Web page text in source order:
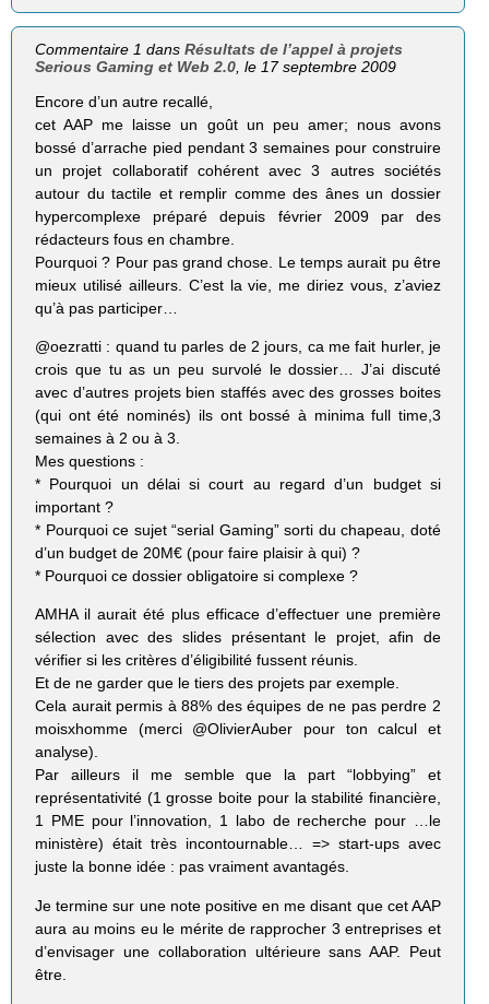
Commentaire 1 dansRésultats de l’appel à projets
Serious Gaming et Web 2.0, le 17 septembre 2009
Encore d’un autre recallé,
cet AAP me laisse un goût un peu amer; nous avons
bossé d’arrache pied pendant 3 semaines pour construire
un projet collaboratif cohérent avec 3 autres sociétés
autour du tactile et remplir comme des ânes un dossier
hypercomplexe préparé depuis février 2009 par des
rédacteurs fous en chambre.
Pourquoi ? Pour pas grand chose. Le temps aurait pu être
mieux utilisé ailleurs. C’est la vie, me diriez vous, z’aviez
qu’à pas participer…
@oezratti : quand tu parles de 2 jours, ca me fait hurler, je
crois que tu as un peu survolé le dossier… J’ai discuté
avec d’autres projets bien staffés avec des grosses boites
(qui ont été nominés) ils ont bossé à minima full time,3
semaines à 2 ou à 3.
Mes questions :
* Pourquoi un délai si court au regard d’un budget si
important ?
* Pourquoi ce sujet “serial Gaming” sorti du chapeau, doté
d’un budget de 20M€ (pour faire plaisir à qui) ?
* Pourquoi ce dossier obligatoire si complexe ?
AMHA il aurait été plus efficace d’effectuer une première
sélection avec des slides présentant le projet, afin de
vérifier si les critères d’éligibilité fussent réunis.
Et de ne garder que le tiers des projets par exemple.
Cela aurait permis à 88% des équipes de ne pas perdre 2
moisxhomme (merci @OlivierAuber pour ton calcul et
analyse).
Par ailleurs il me semble que la part “lobbying” et
représentativité (1 grosse boite pour la stabilité financière,
1 PME pour l’innovation, 1 labo de recherche pour …le
ministère) était très incontournable… => start-ups avec
juste la bonne idée : pas vraiment avantagés.
Je termine sur une note positive en me disant que cet AAP
aura au moins eu le mérite de rapprocher 3 entreprises et
d’envisager une collaboration ultérieure sans AAP. Peut
être.